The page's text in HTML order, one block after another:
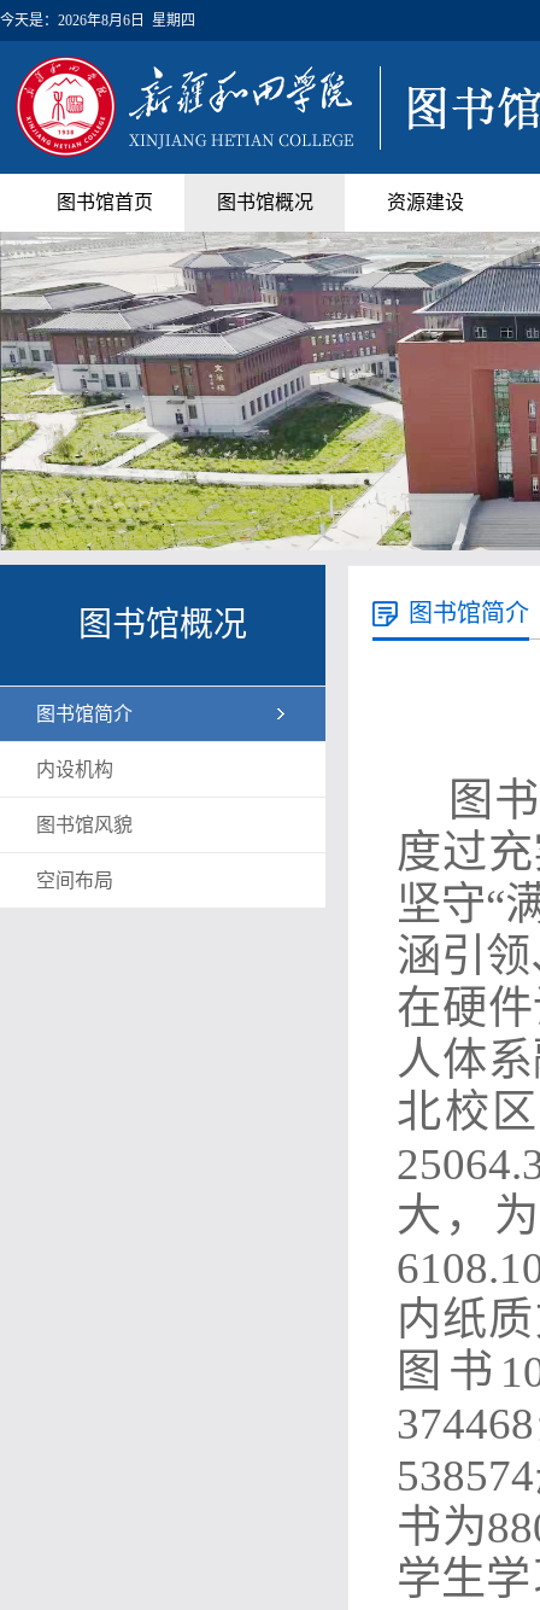
今天是： 2026年8月6日 星期四
图书馆首页 图书馆概况 资源建设
图书馆概况
图书馆简介
内设机构
图书馆风貌
空间布局
图书馆简介
图
度过
坚守“
涵引
在硬
人体
北校
大，
内纸
图书
书为
学生